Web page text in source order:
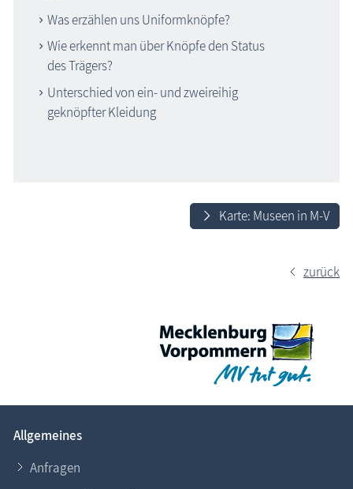
Was erzählen uns Uniformknöpfe?
Wie erkennt man über Knöpfe den Status
des Trägers?
Unterschied von ein- und zweireihig
geknöpfter Kleidung
Karte: Museen in M-V
zurück
Allgemeines
Anfragen